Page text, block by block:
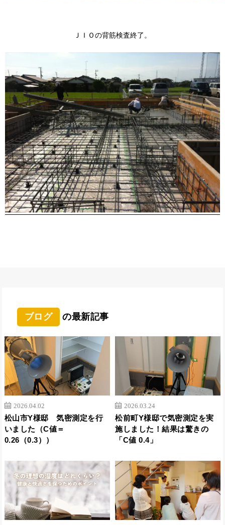
ＪＩＯの背筋検査終了。
ブログ の最新記事
2026.04.02
松山市Y様邸 気密測定を行
いました（C値＝
0.26（0.3））
2026.03.24
松前町Y様邸で気密測定を実
施しました！結果は驚きの
「C値 0.4」